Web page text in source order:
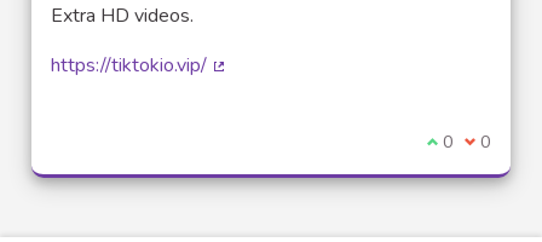
Extra HD videos.
https://tiktokio.vip/
Je suis
0 Je ne
0